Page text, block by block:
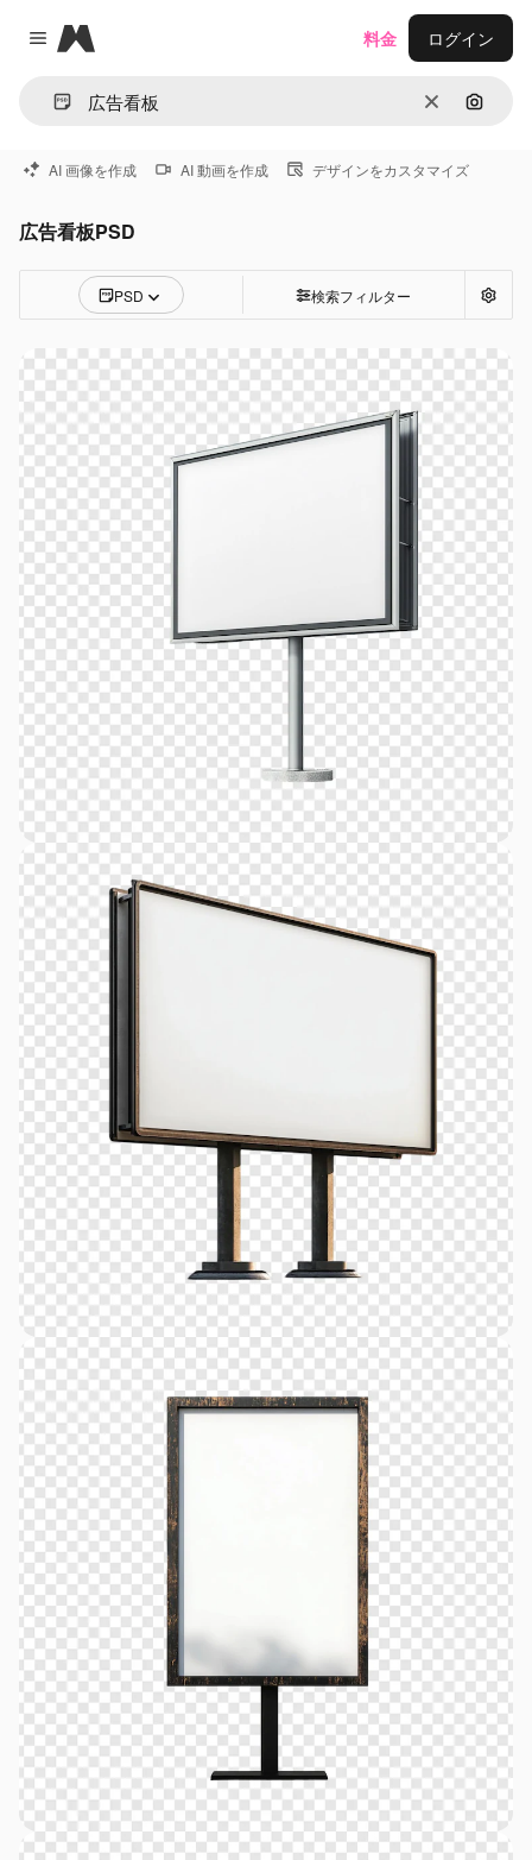
Close menu
Magnific
消去 画像で
料金 ログイン
AI 画像を作成 AI 動画を作成 デザインをカスタマイズ
広告看板PSD
PSD 検索フィルター